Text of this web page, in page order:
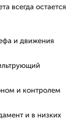
всегда остается
и движения
и контролем
и в низких